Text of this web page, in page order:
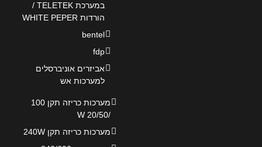
במערכת TELETEK /
הורדות WHITE PEPER
bentel
fdp
אביזרים אוניברסלים
למערכות אש
מערכות כריזה תקן 100
/20/50 W
מערכות כריזה תקן 240W